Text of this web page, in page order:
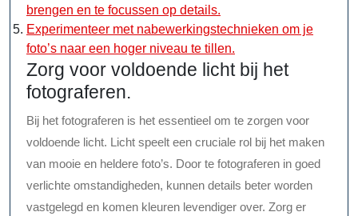
brengen en te focussen op details.
Experimenteer met nabewerkingstechnieken om je
foto’s naar een hoger niveau te tillen.
Zorg voor voldoende licht bij het
fotograferen.
Bij het fotograferen is het essentieel om te zorgen voor
voldoende licht. Licht speelt een cruciale rol bij het maken
van mooie en heldere foto’s. Door te fotograferen in goed
verlichte omstandigheden, kunnen details beter worden
vastgelegd en komen kleuren levendiger over. Zorg er